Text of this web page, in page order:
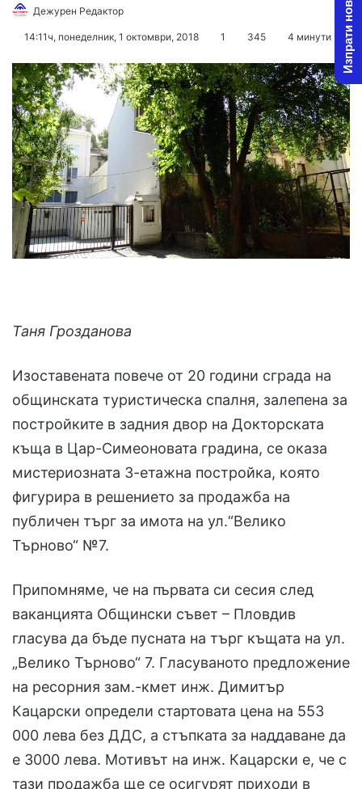
Дежурен Редактор
l
o
w
o
X
d
a
n
e
m
a
l
14:11ч, понеделник, 1 октомври, 2018 1 345 4 минути
Таня Грозданова
Изоставената повече от 20 години сграда на
общинската туристическа спалня, залепена за
постройките в задния двор на Докторската
къща в Цар-Симеоновата градина, се оказа
мистериозната 3-етажна постройка, която
фигурира в решението за продажба на
публичен търг за имота на ул.“Велико
Търново“ №7.
Припомняме, че на първата си сесия след
ваканцията Общински съвет – Пловдив
гласува да бъде пусната на търг къщата на ул.
„Велико Търново“ 7. Гласуваното предложение
на ресорния зам.-кмет инж. Димитър
Кацарски определи стартовата цена на 553
000 лева без ДДС, а стъпката за наддаване да
е 3000 лева. Мотивът на инж. Кацарски е, че с
тази продажба ще се осигурят приходи в
Изпрати новина